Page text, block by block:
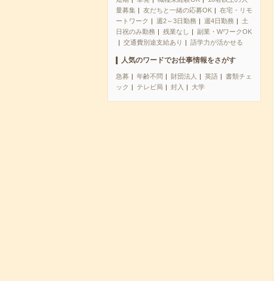
量募集
友だちと一緒の応募OK
在宅・リモ
ートワーク
週2～3日勤務 週4日勤務
土
日祝のみ勤務
残業なし
副業・WワークOK
交通費別途支給あり
語学力が活かせる
人気のワードでお仕事情報をさがす
急募 年齢不問 財団法人 英語
書類チェ
ック
テレビ局 封入 大学